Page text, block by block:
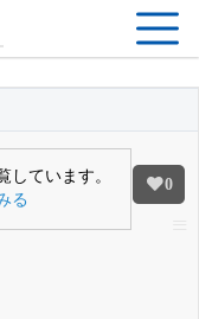
0
しています。
る